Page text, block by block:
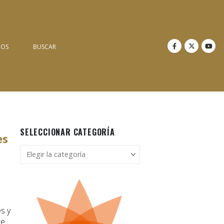
BUSCAR
y
SELECCIONAR CATEGORÍA
Seleccionar
categoría